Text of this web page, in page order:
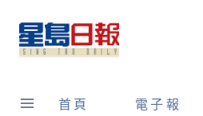
content
首頁 電子報